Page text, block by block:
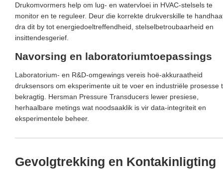
Drukomvormers help om lug- en watervloei in HVAC-stelsels te
monitor en te reguleer. Deur die korrekte drukverskille te
dra dit by tot energiedoeltreffendheid, stelselbetroubaarheid en
insittendesgerief.
Navorsing en laboratoriumtoepassings
Laboratorium- en R&D-omgewings vereis hoë-akkuraatheid
druksensors om eksperimente uit te voer en industriële prosesse
bekragtig. Hersman Pressure Transducers lewer presiese,
herhaalbare metings wat noodsaaklik is vir data-integriteit en
eksperimentele beheer.
Gevolgtrekking en Kontakinligting